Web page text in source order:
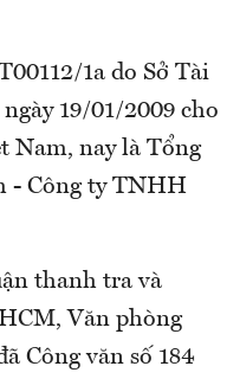
1a do Sở Tài
19/01/2009 cho
Nam, nay là Tổng
- Công ty TNHH
thanh tra và
Văn phòng
Công văn số 184